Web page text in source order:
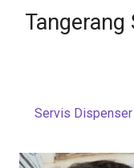
Tangerang
Servis Dispenser